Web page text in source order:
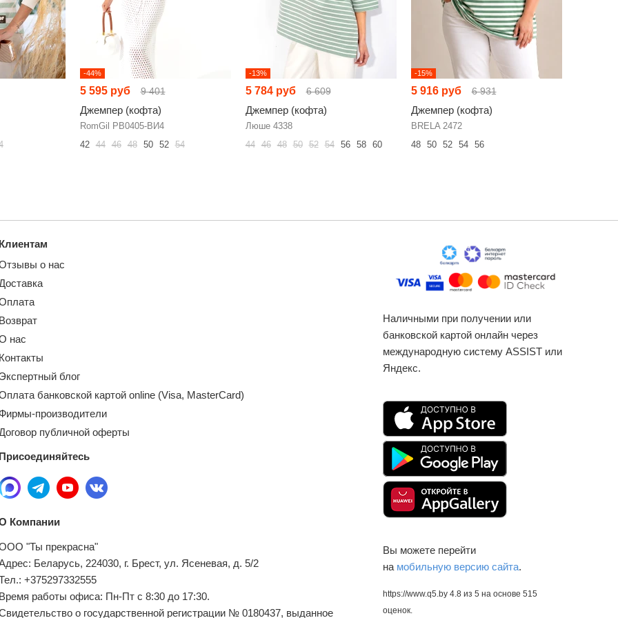
-44%
5 595 руб 9 401
Джемпер (кофта)
RomGil РВ0405-ВИ4
42 44 46 48 50 52 54
-13%
5 784 руб 6 609
Джемпер (кофта)
Люше 4338
44 46 48 50 52 54 56 58 60
-15%
5 916 руб 6 931
Джемпер (кофта)
BRELA 2472
48
50 52 54 56
о нас
нас
блог
банковской картой online (Visa, MasterCard)
производители
публичной оферты
Компании
"Ты прекрасна"
Беларусь, 224030, г. Брест, ул. Ясеневая, д. 5/2
+375297332555
работы офиса: Пн-Пт с 8:30 до 17:30.
о государственной регистрации № 0180437, выданное
Наличными при получении или
банковской картой онлайн через
международную систему ASSIST или
Яндекс.
Вы можете перейти
на мобильную версию сайта.
https://www.q5.by 4.8 из 5 на основе 515
оценок.